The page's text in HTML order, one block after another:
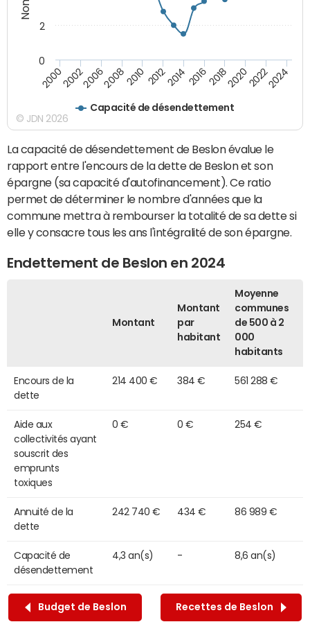
Capacité de désendettement
20002002200620082010 2012201420162018202020222024
0
2
© JDN 2026
La capacité de désendettement de Beslon évalue le
rapport entre l'encours de la dette de Beslon et son
épargne (sa capacité d'autofinancement). Ce ratio
permet de déterminer le nombre d'années que la
commune mettra à rembourser la totalité de sa dette si
elle y consacre tous les ans l'intégralité de son épargne.
Endettement de Beslon en 2024
Montant
Montant
par
habitant
Moyenne
communes
de 500 à 2
000
habitants
Encours de la
dette
214 400 € 384 € 561 288 €
Aide aux
collectivités ayant
souscrit des
emprunts
toxiques
0 € 0 € 254 €
Annuité de la
dette
242 740 € 434 € 86 989 €
Capacité de
désendettement
4,3 an(s) - 8,6 an(s)
Budget de Beslon Recettes de Beslon